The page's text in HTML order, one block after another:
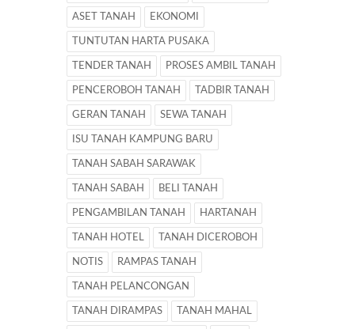
ASET TANAH EKONOMI
TUNTUTAN HARTA PUSAKA
TENDER TANAH PROSES AMBIL TANAH
PENCEROBOH TANAH TADBIR TANAH
GERAN TANAH SEWA TANAH
ISU TANAH KAMPUNG BARU
TANAH SABAH SARAWAK
TANAH SABAH BELI TANAH
PENGAMBILAN TANAH HARTANAH
TANAH HOTEL TANAH DICEROBOH
NOTIS RAMPAS TANAH
TANAH PELANCONGAN
TANAH DIRAMPAS TANAH MAHAL